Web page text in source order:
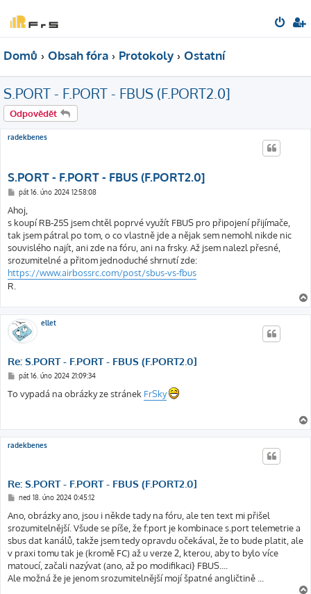
Domů Obsah fóra Protokoly Ostatní
S.PORT - F.PORT - FBUS (F.PORT2.0]
Odpovědět
radekbenes
S.PORT - F.PORT - FBUS (F.PORT2.0]
P
í
s
p
ě
v
e
k
pát 16. úno 2024 12:58:08
Ahoj,
s koupí RB-25S jsem chtěl poprvé využít FBUS pro připojení přijímače,
tak jsem pátral po tom, o co vlastně jde a nějak sem nemohl nikde nic
souvislého najít, ani zde na fóru, ani na frsky. Až jsem nalezl přesné,
srozumitelné a přitom jednoduché shrnutí zde:
https://www.airbossrc.com/post/sbus-vs-fbus
R.
ellet
Re: S.PORT - F.PORT - FBUS (F.PORT2.0]
P
í
s
k
pát 16. úno 2024 21:09:34
To vypadá na obrázky ze stránek FrSky
radekbenes
Re: S.PORT - F.PORT - FBUS (F.PORT2.0]
P
í
s
p
ě
v
e
k
ned 18. úno 2024 0:45:12
Ano, obrázky ano, jsou i někde tady na fóru, ale ten text mi přišel
srozumitelnější. Všude se píše, že f:port je kombinace s.port telemetrie a
sbus dat kanálů, takže jsem tedy opravdu očekával, že to bude platit, ale
v praxi tomu tak je (kromě FC) až u verze 2, kterou, aby to bylo více
matoucí, začali nazývat (ano, až po modifikaci} FBUS....
Ale možná že je jenom srozumitelnější mojí špatné angličtině ...